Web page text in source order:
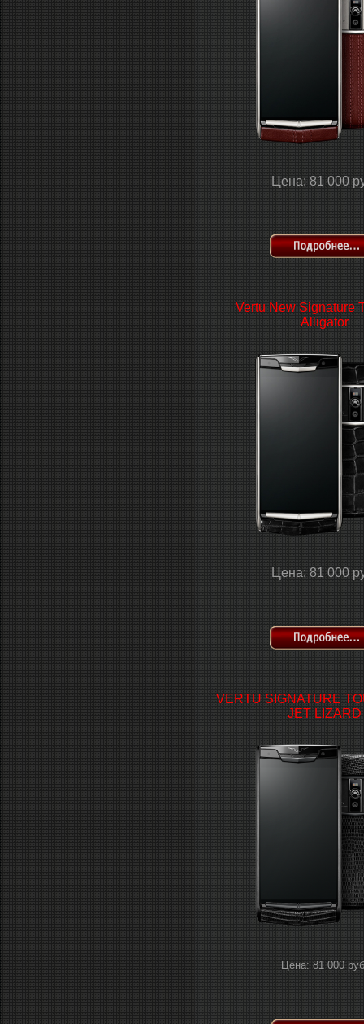
Цена: 81 000
Vertu New Signature
Alligator
Цена: 81 000
VERTU SIGNATURE
JET LIZARD
Цена: 81 000